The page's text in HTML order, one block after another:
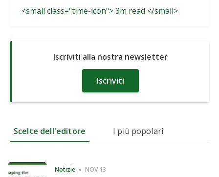
<small class="time-icon"> 3m read </small>
Iscriviti alla nostra newsletter
Iscriviti
Scelte dell'editore I più popolari
Notizie NOV 13